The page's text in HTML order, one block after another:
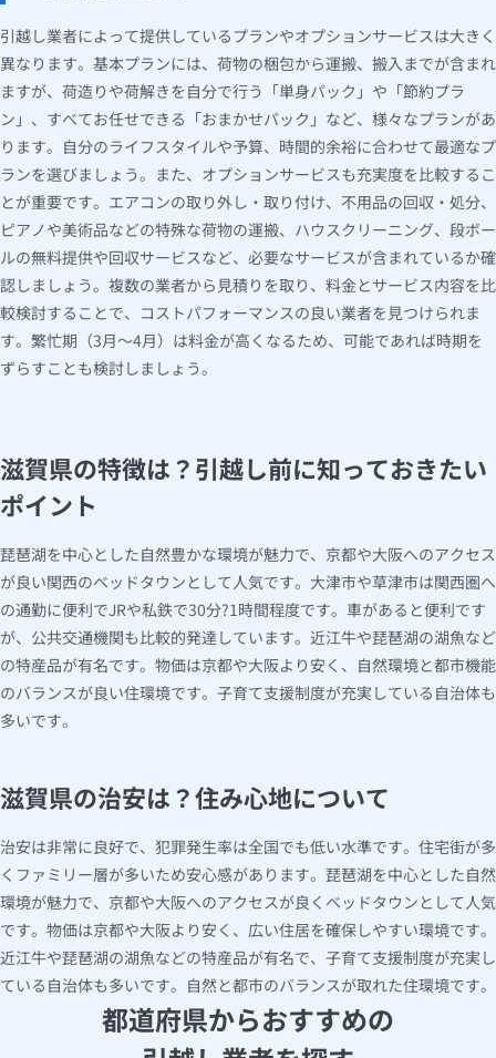
引越し業者によって提供しているプランやオプションサービスは大きく
異なります。基本プランには、荷物の梱包から運搬、搬入までが含まれ
ますが、荷造りや荷解きを自分で行う「単身パック」や「節約プラ
ン」、すべてお任せできる「おまかせパック」など、様々なプランがあ
ります。自分のライフスタイルや予算、時間的余裕に合わせて最適なプ
ランを選びましょう。また、オプションサービスも充実度を比較するこ
とが重要です。エアコンの取り外し・取り付け、不用品の回収・処分、
ピアノや美術品などの特殊な荷物の運搬、ハウスクリーニング、段ボー
ルの無料提供や回収サービスなど、必要なサービスが含まれているか確
認しましょう。複数の業者から見積りを取り、料金とサービス内容を比
較検討することで、コストパフォーマンスの良い業者を見つけられま
す。繁忙期（3月～4月）は料金が高くなるため、可能であれば時期を
ずらすことも検討しましょう。
滋賀県の特徴は？引越し前に知っておきたい
ポイント
琵琶湖を中心とした自然豊かな環境が魅力で、京都や大阪へのアクセス
が良い関西のベッドタウンとして人気です。大津市や草津市は関西圏へ
の通勤に便利でJRや私鉄で30分?1時間程度です。車があると便利です
が、公共交通機関も比較的発達しています。近江牛や琵琶湖の湖魚など
の特産品が有名です。物価は京都や大阪より安く、自然環境と都市機能
のバランスが良い住環境です。子育て支援制度が充実している自治体も
多いです。
滋賀県の治安は？住み心地について
治安は非常に良好で、犯罪発生率は全国でも低い水準です。住宅街が多
くファミリー層が多いため安心感があります。琵琶湖を中心とした自然
環境が魅力で、京都や大阪へのアクセスが良くベッドタウンとして人気
です。物価は京都や大阪より安く、広い住居を確保しやすい環境です。
近江牛や琵琶湖の湖魚などの特産品が有名で、子育て支援制度が充実し
ている自治体も多いです。自然と都市のバランスが取れた住環境です。
都道府県からおすすめの